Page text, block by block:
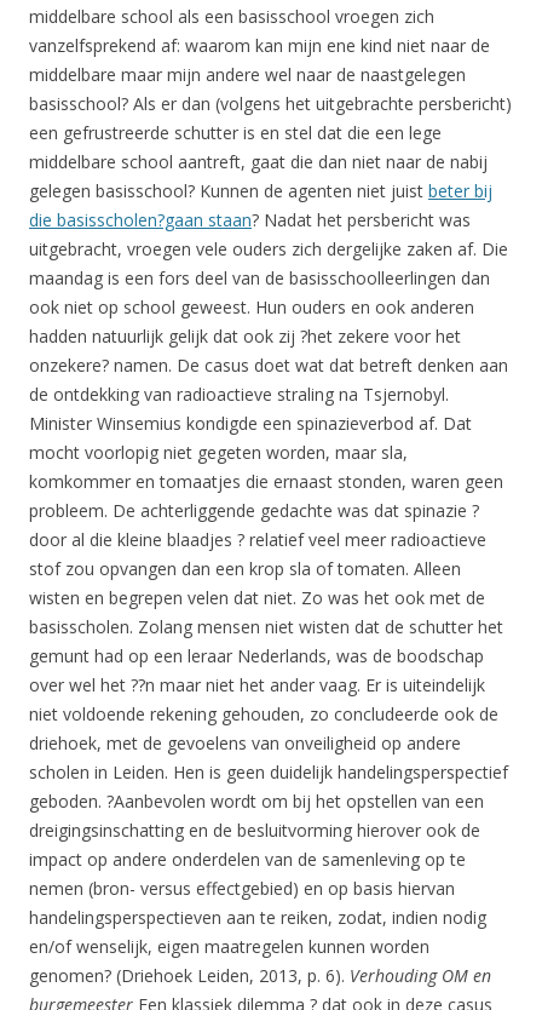
middelbare school als een basisschool vroegen zich
vanzelfsprekend af: waarom kan mijn ene kind niet naar de
middelbare maar mijn andere wel naar de naastgelegen
basisschool? Als er dan (volgens het uitgebrachte persbericht)
een gefrustreerde schutter is en stel dat die een lege
middelbare school aantreft, gaat die dan niet naar de nabij
gelegen basisschool? Kunnen de agenten niet juist beter bij
die basisscholen?gaan staan? Nadat het persbericht was
uitgebracht, vroegen vele ouders zich dergelijke zaken af. Die
maandag is een fors deel van de basisschoolleerlingen dan
ook niet op school geweest. Hun ouders en ook anderen
hadden natuurlijk gelijk dat ook zij ?het zekere voor het
onzekere? namen. De casus doet wat dat betreft denken aan
de ontdekking van radioactieve straling na Tsjernobyl.
Minister Winsemius kondigde een spinazieverbod af. Dat
mocht voorlopig niet gegeten worden, maar sla,
komkommer en tomaatjes die ernaast stonden, waren geen
probleem. De achterliggende gedachte was dat spinazie ?
door al die kleine blaadjes ? relatief veel meer radioactieve
stof zou opvangen dan een krop sla of tomaten. Alleen
wisten en begrepen velen dat niet. Zo was het ook met de
basisscholen. Zolang mensen niet wisten dat de schutter het
gemunt had op een leraar Nederlands, was de boodschap
over wel het ??n maar niet het ander vaag. Er is uiteindelijk
niet voldoende rekening gehouden, zo concludeerde ook de
driehoek, met de gevoelens van onveiligheid op andere
scholen in Leiden. Hen is geen duidelijk handelingsperspectief
geboden. ?Aanbevolen wordt om bij het opstellen van een
dreigingsinschatting en de besluitvorming hierover ook de
impact op andere onderdelen van de samenleving op te
nemen (bron- versus effectgebied) en op basis hiervan
handelingsperspectieven aan te reiken, zodat, indien nodig
en/of wenselijk, eigen maatregelen kunnen worden
genomen? (Driehoek Leiden, 2013, p. 6). Verhouding OM en
burgemeester Een klassiek dilemma ? dat ook in deze casus